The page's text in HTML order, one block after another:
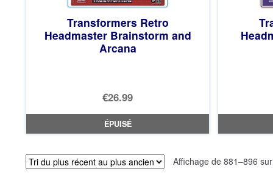
Transformers Retro
Headmaster Brainstorm and
Arcana
€26.99
ÉPUISÉ
Affichage de 881–896